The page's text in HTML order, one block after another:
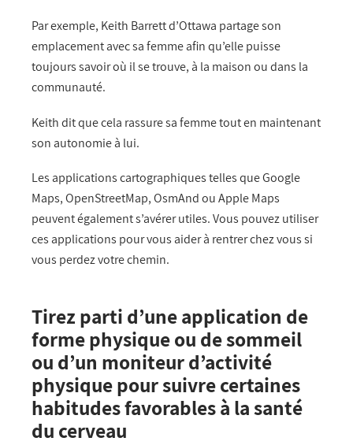
Par exemple, Keith Barrett d’Ottawa partage son
emplacement avec sa femme afin qu’elle puisse
toujours savoir où il se trouve, à la maison ou dans la
communauté.
Keith dit que cela rassure sa femme tout en maintenant
son autonomie à lui.
Les applications cartographiques telles que Google
Maps, OpenStreetMap, OsmAnd ou Apple Maps
peuvent également s’avérer utiles. Vous pouvez utiliser
ces applications pour vous aider à rentrer chez vous si
vous perdez votre chemin.
Tirez parti d’une application de
forme physique ou de sommeil
ou d’un moniteur d’activité
physique pour suivre certaines
habitudes favorables à la santé
du cerveau